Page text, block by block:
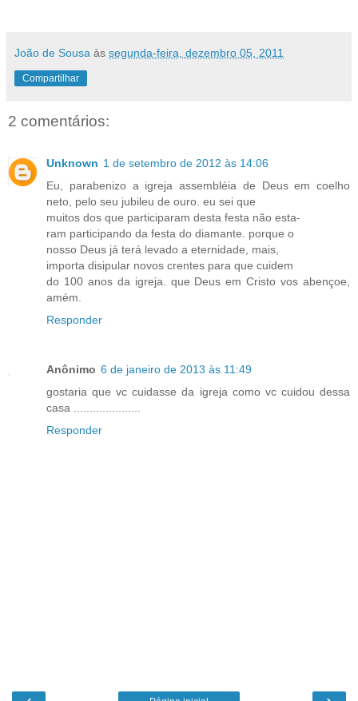
João de Sousa às segunda-feira, dezembro 05, 2011
Compartilhar
2 comentários:
Unknown 1 de setembro de 2012 às 14:06
Eu, parabenizo a igreja assembléia de Deus em coelho
neto, pelo seu jubileu de ouro. eu sei que
muitos dos que participaram desta festa não esta-
ram participando da festa do diamante. porque o
nosso Deus já terá levado a eternidade, mais,
importa disipular novos crentes para que cuidem
do 100 anos da igreja. que Deus em Cristo vos abençoe,
amém.
Responder
Anônimo 6 de janeiro de 2013 às 11:49
gostaria que vc cuidasse da igreja como vc cuidou dessa
casa .....................
Responder